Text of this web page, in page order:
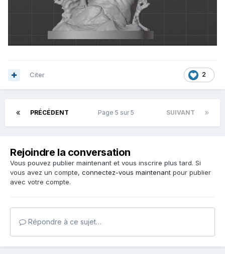
2
Citer
PRÉCÉDENT SUIVANT
Page 5 sur 5
Rejoindre la conversation
Vous pouvez publier maintenant et vous inscrire plus tard. Si
vous avez un compte, connectez-vous maintenant pour publier
avec votre compte.
Répondre à ce sujet…